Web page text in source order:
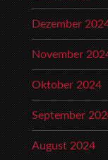
Dezember
November
Oktober 2024
September
August 2024